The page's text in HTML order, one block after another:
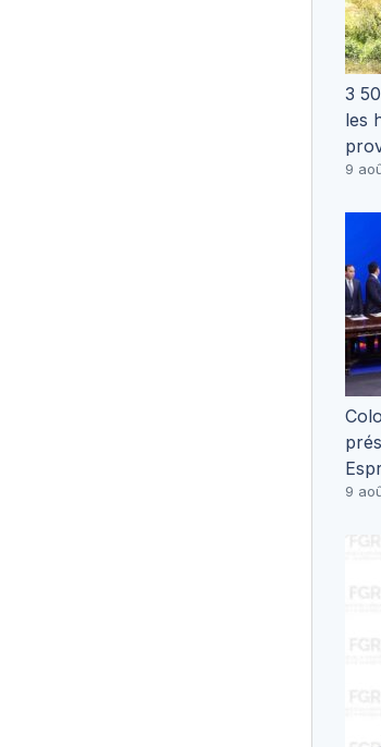
3
les
9
9